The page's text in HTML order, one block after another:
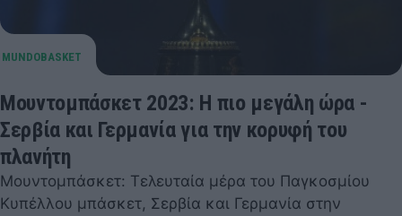
Μουντομπάσκετ 2023: Η πιο μεγάλη ώρα -
Σερβία και Γερμανία για την κορυφή του
πλανήτη
Μουντομπάσκετ: Τελευταία μέρα του Παγκοσμίου
Κυπέλλου μπάσκετ, Σερβία και Γερμανία στην